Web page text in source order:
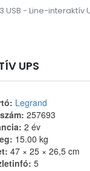
USB - Line-interaktív
UPS
Legrand
257693
2 év
15.00 kg
47 × 25 × 26,5 cm
5